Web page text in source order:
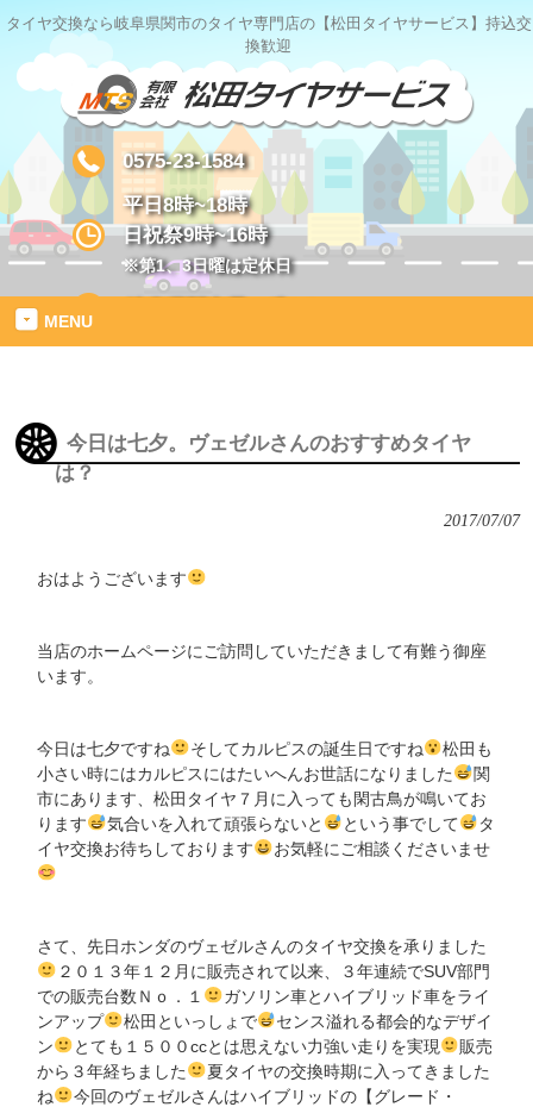
タイヤ交換なら岐阜県関市のタイヤ専門店の【松田タイヤサービス】持込交
換歓迎
0575-23-1584
平日8時~18時
日祝祭9時~16時
※第1、3日曜は定休日
MENU
今日は七夕。ヴェゼルさんのおすすめタイヤ
は？
2017/07/07
おはようございます
当店のホームページにご訪問していただきまして有難う御座
います。
今日は七夕ですね そしてカルピスの誕生日ですね
松田も
小さい時にはカルピスにはたいへんお世話になりました
関
市にあります、松田タイヤ７月に入っても閑古鳥が鳴いてお
ります
気合いを入れて頑張らないと という事でして
タ
イヤ交換お待ちしております
お気軽にご相談くださいませ
さて、先日ホンダのヴェゼルさんのタイヤ交換を承りました
２０１３年１２月に販売されて以来、３年連続でSUV部門
での販売台数Ｎｏ．１
ガソリン車とハイブリッド車をライ
ンアップ
松田といっしょで
センス溢れる都会的なデザイ
ン
とても１５００ccとは思えない力強い走りを実現
販売
から３年経ちました
夏タイヤの交換時期に入ってきました
ね
今回のヴェゼルさんはハイブリッドの【グレード・